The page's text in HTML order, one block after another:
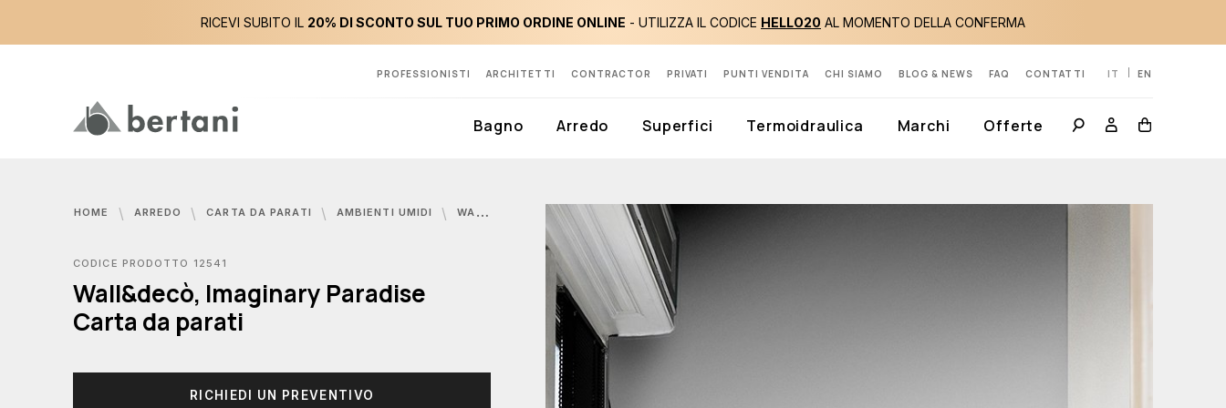
RICEVI SUBITO IL 20% DI SCONTO SUL TUO PRIMO ORDINE ONLINE - UTILIZZA IL CODICE HELLO20 AL MOMENTO DELLA CONFERMA
PROFESSIONISTI ARCHITETTI CONTRACTOR PRIVATI PUNTI VENDITA CHI SIAMO BLOG & NEWS FAQ CONTATTI IT EN
Bagno Arredo Superfici Termoidraulica Marchi Offerte
HOME ARREDO CARTA DA PARATI AMBIENTI UMIDI WALL&DECÒ, IMAGINARY PARADISE CARTA DA PARATI
CODICE PRODOTTO 12541
Wall&decò, Imaginary Paradise
Carta da parati
RICHIEDI UN PREVENTIVO